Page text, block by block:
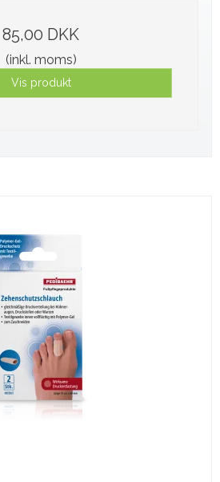
85,00 DKK
(inkl. moms)
Vis produkt